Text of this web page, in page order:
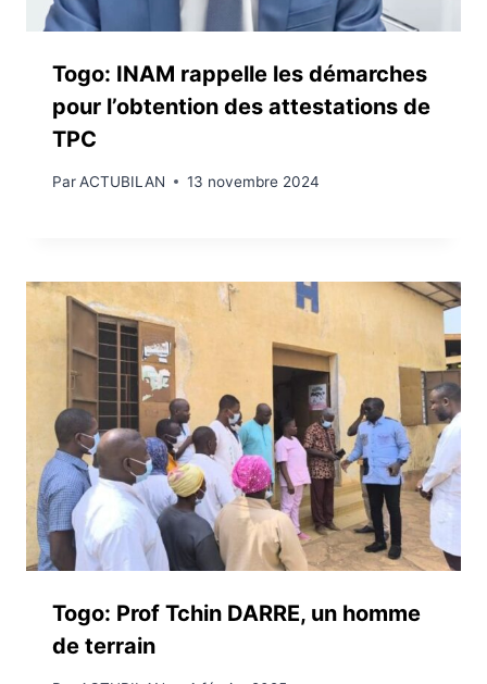
Togo: INAM rappelle les démarches
pour l’obtention des attestations de
TPC
ParACTUBILAN 13 novembre 2024
Togo: Prof Tchin DARRE, un homme
de terrain